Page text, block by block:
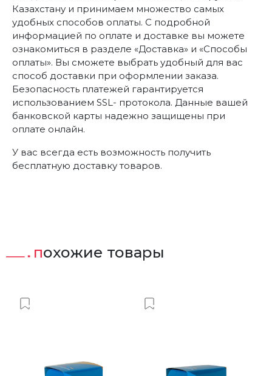
Казахстану и принимаем множество самых
удобных способов оплаты. С подробной
информацией по оплате и доставке вы можете
ознакомиться в разделе «Доставка» и «Способы
оплаты». Вы сможете выбрать удобный для вас
способ доставки при оформлении заказа.
Безопасность платежей гарантируется
использованием SSL- протокола. Данные вашей
банковской карты надежно защищены при
оплате онлайн.
У вас всегда есть возможность получить
бесплатную доставку товаров.
похожие товары